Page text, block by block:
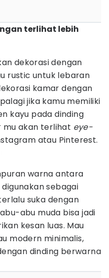
terlihat lebih
dekorasi dengan
rustic untuk lebaran
kamar dengan
jika kamu memiliki
kayu pada dinding
mu akan terlihat eye-
atau Pinterest.
warna antara
sebagai
suka dengan
abu muda bisa jadi
kesan luas. Mau
modern minimalis,
dinding berwarna